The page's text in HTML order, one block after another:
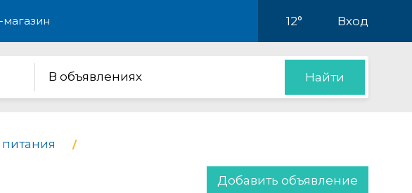
12° Вход
В объявлениях Найти
Добавить объявление